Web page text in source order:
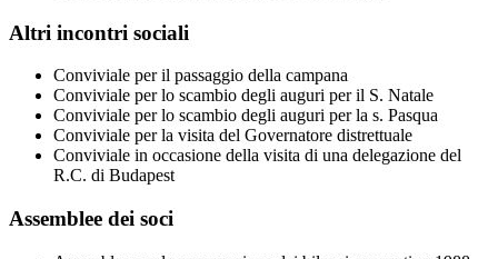
Altri incontri sociali
Conviviale per il passaggio della campana
Conviviale per lo scambio degli auguri per il S. Natale
Conviviale per lo scambio degli auguri per la s. Pasqua
Conviviale per la visita del Governatore distrettuale
Conviviale in occasione della visita di una delegazione del
R.C. di Budapest
Assemblee dei soci